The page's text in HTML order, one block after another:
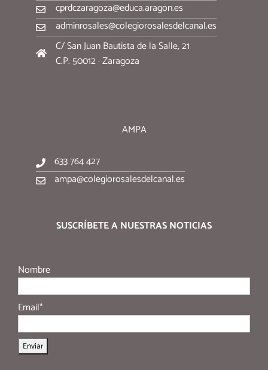
cprdczaragoza@educa.aragon.es
adminrosales@colegiorosalesdelcanal.es
C/ San Juan Bautista de la Salle, 21
C.P. 50012 · Zaragoza
AMPA
633 764 427
ampa@colegiorosalesdelcanal.es
SUSCRÍBETE A NUESTRAS NOTICIAS
Nombre
Email*